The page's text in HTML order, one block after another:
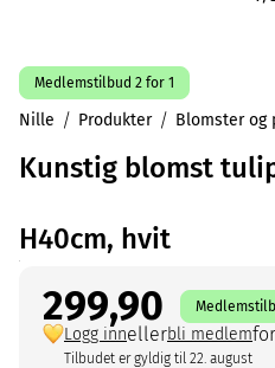
Medlemstilbud 2 for 1
Nille Produkter Blomster og
Kunstig blomst
H40cm, hvit
299,90
Logg innellerbli medlem
Tilbudet er gyldig til 22. august